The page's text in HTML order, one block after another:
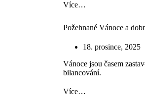
Více…
Požehnané Vánoce a
18. prosince, 2025
Vánoce jsou časem
bilancování.
Více…